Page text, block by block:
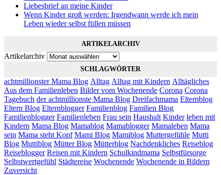
Liebesbrief an meine Kinder
Wenn Kinder groß werden: Irgendwann werde ich mein
Leben wieder selbst füllen müssen
ARTIKELARCHIV
Artikelarchiv
SCHLAGWÖRTER
achtmillionster Mama Blog Alltag Alltag mit Kindern Alltägliches
Aus dem Familienleben Bilder vom Wochenende Corona Corona
Tagebuch der achtmillionste Mama Blog Dreifachmama Elternblog
Eltern Blog Elternblogger Familienblog Familien Blog
Familienblogger Familienleben Frau sein Haushalt Kinder leben mit
Kindern Mama Blog Mamablog Mamablogger Mamaleben Mama
sein Mama steht Kopf Mami Blog Mamiblog Muttergefühle Mutti
Blog Muttiblog Mütter Blog Mütterblog Nachdenkliches Reiseblog
Reiseblogger Reisen mit Kindern Schulkindmama Selbstfürsorge
Selbstwertgefühl Städtereise Wochenende Wochenende in Bildern
Zuversicht